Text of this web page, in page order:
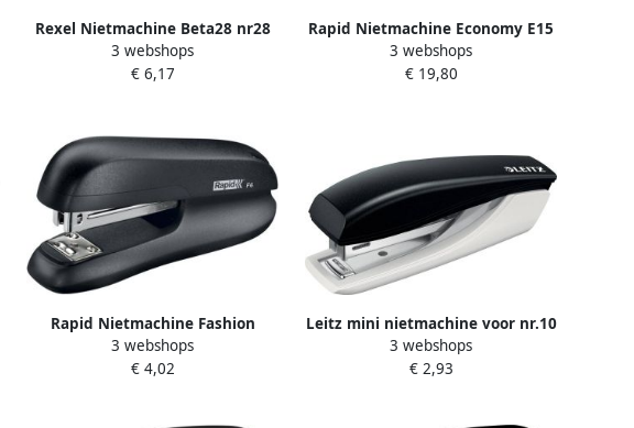
Rexel Nietmachine Beta28 nr28
B8 zwart
3 webshops
€ 6,17
Rapid Nietmachine Economy E15
langarm 20 vel zwart
3 webshops
€ 19,80
Rapid Nietmachine Fashion
halfstrip F6 20 vel zwart
3 webshops
€ 4,02
Leitz mini nietmachine voor nr.10
nietjes zwart 12 stuks
3 webshops
€ 2,93